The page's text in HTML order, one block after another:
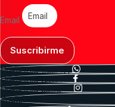
Email
Suscribirme
Onsus-icon-what-app
Onsus-icon-facebook
Onsus-icon-instagram
Youtube